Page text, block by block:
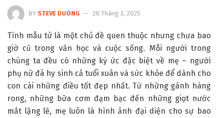
BY STEVE DUONG 28 Tháng 3, 2025
Tình mẫu tử là một chủ đề quen thuộc nhưng chưa bao
giờ cũ trong văn học và cuộc sống. Mỗi người trong
chúng ta đều có những ký ức đặc biệt về mẹ – người
phụ nữ đã hy sinh cả tuổi xuân và sức khỏe để dành cho
con cái những điều tốt đẹp nhất. Từ những gánh hàng
rong, những bữa cơm đạm bạc đến những giọt nước
mắt lặng lẽ, mẹ luôn là hình ảnh đại diện cho sự bao